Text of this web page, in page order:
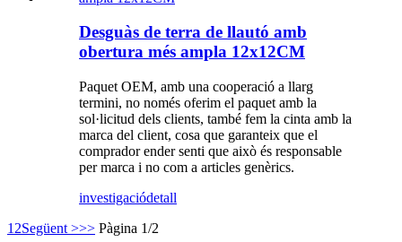
Desguàs de terra de llautó amb
obertura més ampla 12x12CM
Paquet OEM, amb una cooperació a llarg
termini, no només oferim el paquet amb la
sol·licitud dels clients, també fem la cinta amb la
marca del client, cosa que garanteix que el
comprador ender senti que això és responsable
per marca i no com a articles genèrics.
investigaciódetall
1 2Següent >>> Pàgina 1/2